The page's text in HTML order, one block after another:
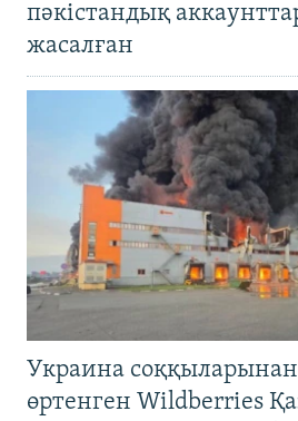
пәкістандық
жасалған
Украина
өртенген Wildberries